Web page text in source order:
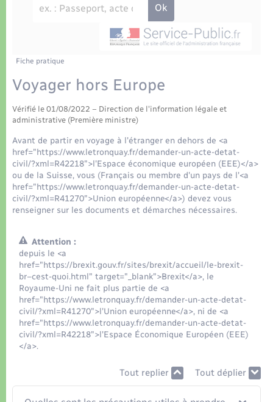
Eau - Assainissement
Transports
Transports scolaires
Logement - Urbanisme
Loisirs
Seniors
Nouvel habitant
Numérique
Organisation d’événement
Sécurité - Prévention
Commerces - Entreprises - Emploi
Voirie et espace public
Travaux - Autorisation d’occupation de l’espace
Présentation de la commune
Publications
La Communauté de communes
Fiche pratique
Voyager hors Europe
Vérifié le 01/08/2022 – Direction de l'information légale et
administrative (Première ministre)
Avant de partir en voyage à l'étranger en dehors de <a
href="https://www.letronquay.fr/demander-un-acte-detat-
civil/?xml=R42218">l'Espace économique européen (EEE)</a>
ou de la Suisse, vous (Français ou membre d'un pays de l'<a
href="https://www.letronquay.fr/demander-un-acte-detat-
civil/?xml=R41270">Union européenne</a>) devez vous
renseigner sur les documents et démarches nécessaires.
Attention :
depuis le <a
href="https://brexit.gouv.fr/sites/brexit/accueil/le-brexit-
br–cest-quoi.html" target="_blank">Brexit</a>, le
Royaume-Uni ne fait plus partie de <a
href="https://www.letronquay.fr/demander-un-acte-detat-
civil/?xml=R41270">l'Union européenne</a>, ni de <a
href="https://www.letronquay.fr/demander-un-acte-detat-
civil/?xml=R42218">l'Espace Économique Européen (EEE)
</a>.
Tout replier Tout déplier